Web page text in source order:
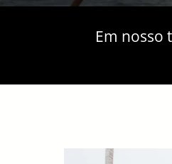
Em nosso